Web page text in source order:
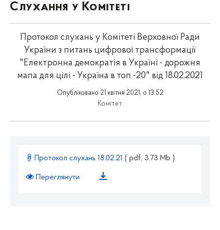
Слухання у Комітеті
Протокол слухань у Комітеті Верховної Ради
України з питань цифрової трансформації
"Електронна демократія в Україні - дорожня
мапа для цілі - Україна в топ -20" від 18.02.2021
Опубліковано 21 квітня 2021, о 13:52
Комітет
Протокол слухань 18.02.21 ( pdf, 3.73 Mb )
Переглянути